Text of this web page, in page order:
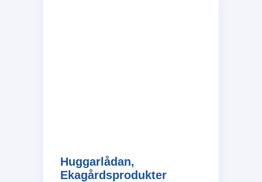
Huggarlådan,
Ekagårdsprodukter